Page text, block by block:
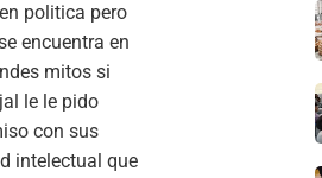
politica pero
encuentra en
mitos si
le le pido
con sus
intelectual que